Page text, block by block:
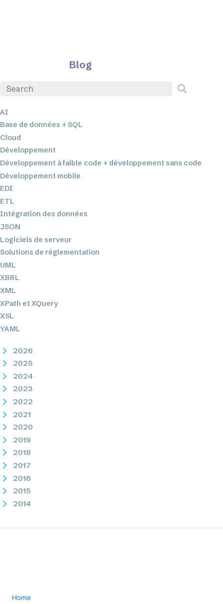
Blog
AI
Base de données + SQL
Cloud
Développement
Développement à faible code + développement sans code
Développement mobile
EDI
ETL
Intégration des données
JSON
Logiciels de serveur
Solutions de réglementation
UML
XBRL
XML
XPath et XQuery
XSL
YAML
2026
2025
2024
2023
2022
2021
2020
2019
2018
2017
2016
2015
2014
2012
2007
Home